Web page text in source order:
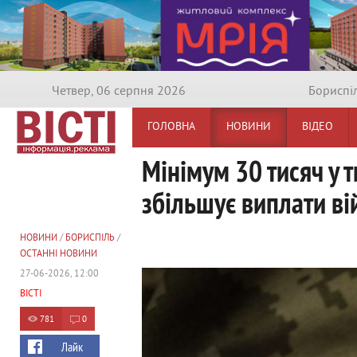
Четвер, 06 серпня 2026
ГОЛОВНА НОВИНИ ВІДЕО
Мінімум 30 тисяч у
збільшує виплати
НОВИНИ/ БОРИСПІЛЬ/
ОСТАННІ НОВИНИ
27-06-2026, 12:00
ВІСТІ
781 0
Лайк